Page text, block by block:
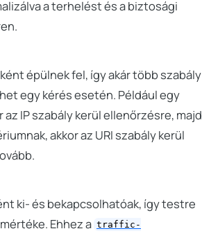
a terhelést és a biztosági
épülnek fel, így akár több szabály
egy kérés esetén. Például egy
IP szabály kerül ellenőrzésre, majd
akkor az URI szabály kerül
ki- és bekapcsolhatóak, így testre
Ehhez a traffic-